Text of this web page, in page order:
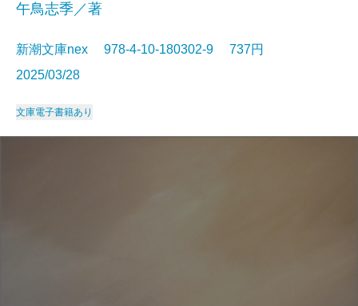
午鳥志季／著
新潮文庫nex 978-4-10-180302-9 737円
2025/03/28
文庫電子書籍あり